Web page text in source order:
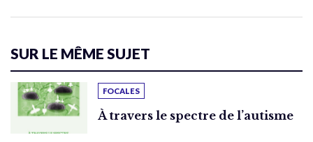
SUR LE MÊME SUJET
FOCALES
À travers le spectre de l’autisme